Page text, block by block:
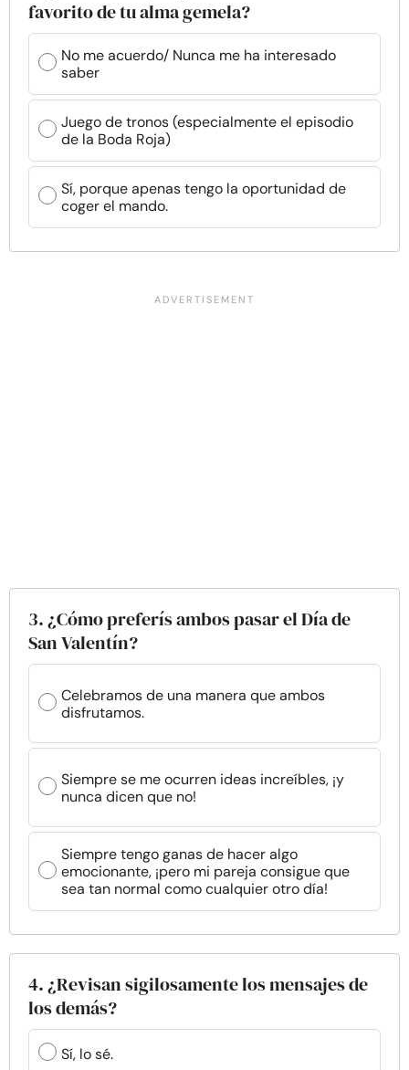
favorito de tu alma gemela?
No me acuerdo/ Nunca me ha interesado
saber
Juego de tronos (especialmente el episodio
de la Boda Roja)
Sí, porque apenas tengo la oportunidad de
coger el mando.
3. ¿Cómo preferís ambos pasar el Día de
San Valentín?
Celebramos de una manera que ambos
disfrutamos.
Siempre se me ocurren ideas increíbles, ¡y
nunca dicen que no!
Siempre tengo ganas de hacer algo
emocionante, ¡pero mi pareja consigue que
sea tan normal como cualquier otro día!
4. ¿Revisan sigilosamente los mensajes de
los demás?
Sí, lo sé.